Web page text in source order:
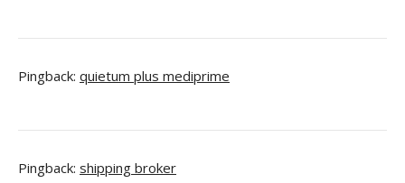
Pingback: quietum plus mediprime
Pingback: shipping broker